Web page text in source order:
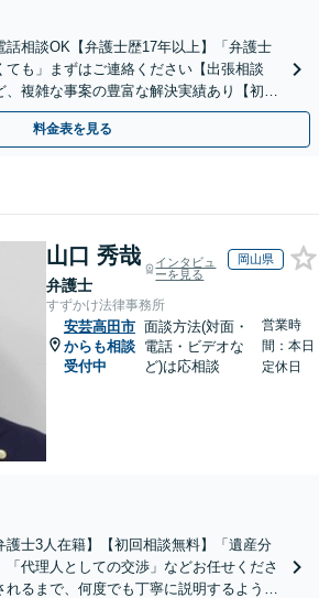
話相談OK【弁護士歴17年以上】「弁護士
ても」まずはご連絡ください【出張相談
複雑な事案の豊富な解決実績あり【初回
解決できるケースもあります
料金表を見る
山口 秀哉
弁護士
インタビュ
ーを見る
岡山県
すずかけ法律事務所
安芸高田市
からも相談
受付中
面談方法(対面・
電話・ビデオな
ど)は応相談
営業時
間：本日
定休日
護士3人在籍】【初回相談無料】「遺産分
代理人としての交渉」などお任せくださ
れるまで、何度でも丁寧に説明するよう心